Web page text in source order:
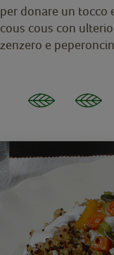
per donare un tocco
cous cous con
zenzero e